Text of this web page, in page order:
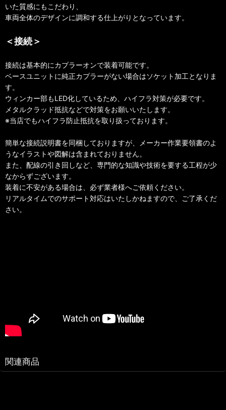
いた質感にもこだわり、
車両全体のデザインに調和する仕上がりとなっています。
＜接続＞
接続は基本的にカプラーオンで装着可能です。
ベースユニットに純正カプラーがない場合はソケット加工となりま
す。
ウィンカー部もLED化しているため、ハイフラ対策が必要です。
メタルクラッド抵抗などで対策をお願いいたします。
※当店でもハイフラ防止抵抗を取り扱っております。
簡単な接続説明書を同梱しておりますが、メーカー作業要領書のよ
うなイラストや図解は含まれておりません。
また、配線の引き回しなど、専門的な知識や技術を要する工程が少
なからずございます。
装着に不安がある場合は、必ず業者様へご依頼ください。
リアルタイムでのサポート対応はいたしかねますので、ご了承くだ
さい。
関連商品